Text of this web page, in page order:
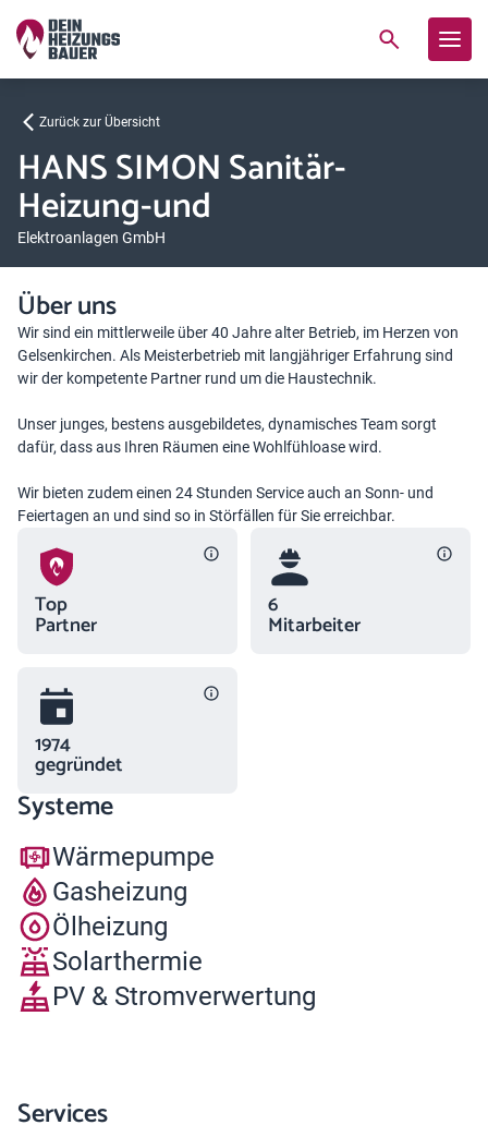
Zurück zur Übersicht
HANS SIMON Sanitär-
Heizung-und
Elektroanlagen GmbH
Über uns
Wir sind ein mittlerweile über 40 Jahre alter Betrieb, im Herzen von
Gelsenkirchen. Als Meisterbetrieb mit langjähriger Erfahrung sind
wir der kompetente Partner rund um die Haustechnik.
Unser junges, bestens ausgebildetes, dynamisches Team sorgt
dafür, dass aus Ihren Räumen eine Wohlfühloase wird.
Wir bieten zudem einen 24 Stunden Service auch an Sonn- und
Feiertagen an und sind so in Störfällen für Sie erreichbar.
Top
Partner
6
Mitarbeiter
1974
gegründet
Systeme
Wärmepumpe
Gasheizung
Ölheizung
Solarthermie
PV & Stromverwertung
Services